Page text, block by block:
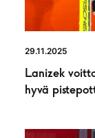
29.11.2025
Lanizek
hyvä